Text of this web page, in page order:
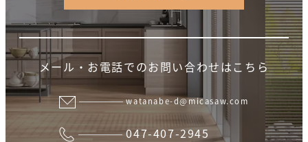
メール・お電話でのお問い合わせはこちら
watanabe-d@micasaw.com
047-407-2945